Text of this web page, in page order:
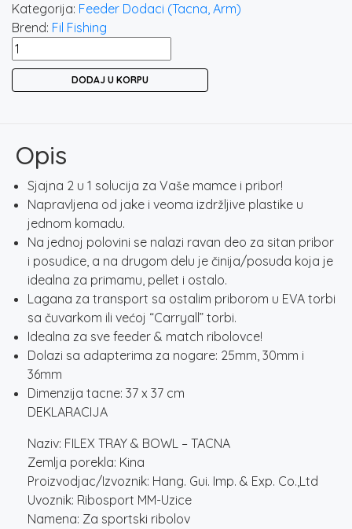
Kategorija: Feeder Dodaci (Tacna, Arm)
Brend: Fil Fishing
FILEX
TRAY
količina
DODAJ U KORPU
Opis
Sjajna 2 u 1 solucija za Vaše mamce i pribor!
Napravljena od jake i veoma izdržljive plastike u
jednom komadu.
Na jednoj polovini se nalazi ravan deo za sitan pribor
i posudice, a na drugom delu je činija/posuda koja je
idealna za primamu, pellet i ostalo.
Lagana za transport sa ostalim priborom u EVA torbi
sa čuvarkom ili većoj “Carryall” torbi.
Idealna za sve feeder & match ribolovce!
Dolazi sa adapterima za nogare: 25mm, 30mm i
36mm
Dimenzija tacne: 37 x 37 cm
DEKLARACIJA
Naziv: FILEX TRAY & BOWL – TACNA
Zemlja porekla: Kina
Proizvodjac/Izvoznik: Hang. Gui. Imp. & Exp. Co.,Ltd
Uvoznik: Ribosport MM-Uzice
Namena: Za sportski ribolov